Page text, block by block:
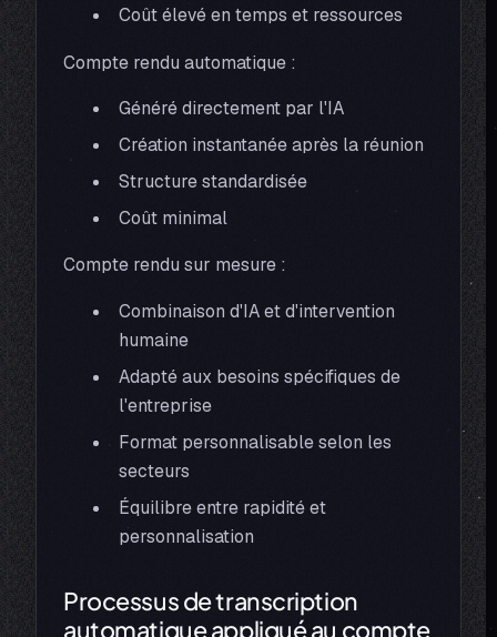
Coût élevé en temps et ressources
Compte rendu automatique :
Généré directement par l'IA
Création instantanée après la réunion
Structure standardisée
Coût minimal
Compte rendu sur mesure :
Combinaison d'IA et d'intervention
humaine
Adapté aux besoins spécifiques de
l'entreprise
Format personnalisable selon les
secteurs
Équilibre entre rapidité et
personnalisation
Processus de transcription
automatique appliqué au compte